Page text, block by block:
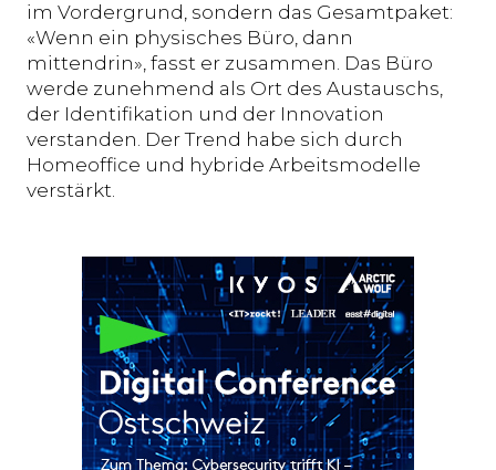
im Vordergrund, sondern das Gesamtpaket:
«Wenn ein physisches Büro, dann
mittendrin», fasst er zusammen. Das Büro
werde zunehmend als Ort des Austauschs,
der Identifikation und der Innovation
verstanden. Der Trend habe sich durch
Homeoffice und hybride Arbeitsmodelle
verstärkt.